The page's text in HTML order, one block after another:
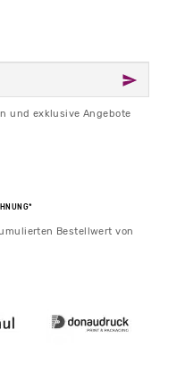
und exklusive Angebote
Bestellwert von